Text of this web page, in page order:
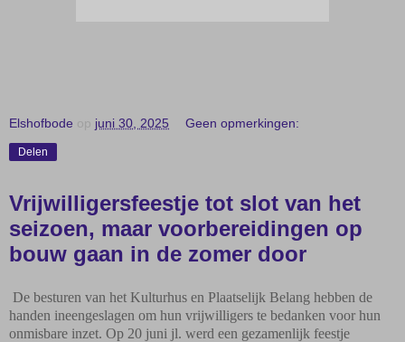
Elshofbode op juni 30, 2025 Geen opmerkingen:
Delen
Vrijwilligersfeestje tot slot van het
seizoen, maar voorbereidingen op
bouw gaan in de zomer door
De besturen van het Kulturhus en Plaatselijk Belang hebben de
handen ineengeslagen om hun vrijwilligers te bedanken voor hun
onmisbare inzet. Op 20 juni jl. werd een gezamenlijk feestje